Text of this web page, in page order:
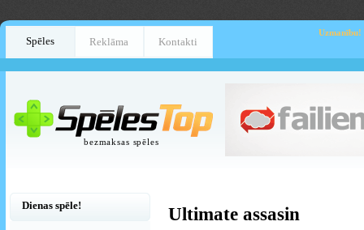
Spēles Reklāma Kontakti
Uzmanību!
bezmaksas spēles
Dienas spēle! Ultimate assasin